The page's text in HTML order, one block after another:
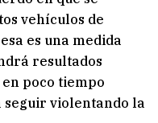
vehículos de
es una medida
resultados
poco tiempo
violentando la